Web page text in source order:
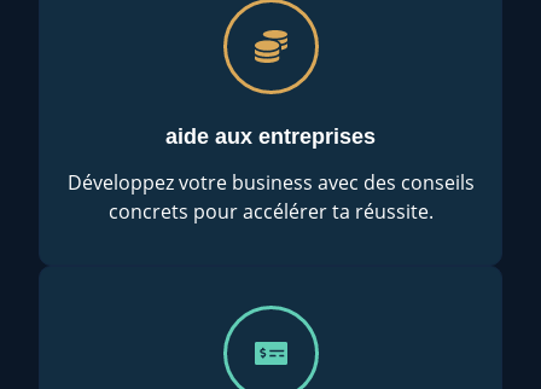
aide aux entreprises
Développez votre business avec des conseils
concrets pour accélérer ta réussite.